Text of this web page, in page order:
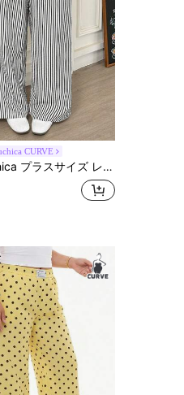
CURVE
ス ドローストリング ウエスト ストライプ カジュアル 多用途 ワイドレッグパンツ デイリーウェア用